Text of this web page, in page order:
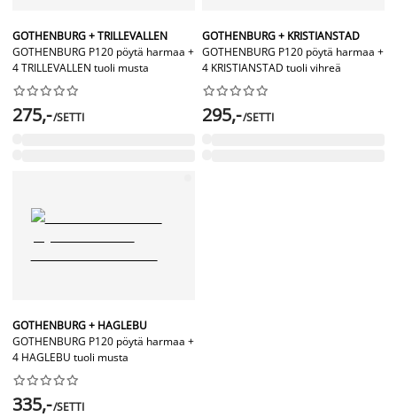
GOTHENBURG + TRILLEVALLEN
GOTHENBURG P120 pöytä harmaa +
4 TRILLEVALLEN tuoli musta






275,-/SETTI
GOTHENBURG + KRISTIANSTAD
GOTHENBURG P120 pöytä harmaa +
4 KRISTIANSTAD tuoli vihreä






295,-/SETTI
GOTHENBURG + HAGLEBU
GOTHENBURG P120 pöytä harmaa +
4 HAGLEBU tuoli musta






335,-/SETTI